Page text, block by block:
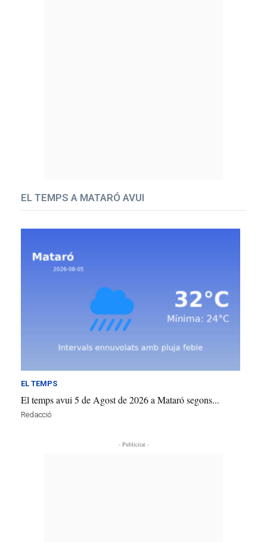
EL TEMPS A MATARÓ AVUI
EL TEMPS
El temps avui 5 de Agost de 2026 a Mataró segons...
Redacció
- Publicitat -